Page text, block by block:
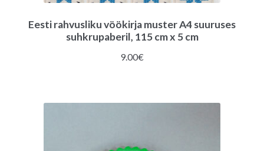
Eesti rahvusliku vöökirja muster A4 suuruses
suhkrupaberil, 115 cm x 5 cm
9.00€